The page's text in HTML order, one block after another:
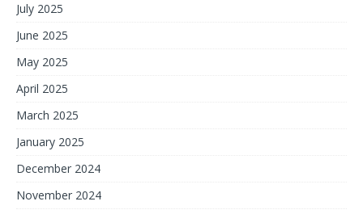
July 2025
June 2025
May 2025
April 2025
March 2025
January 2025
December 2024
November 2024